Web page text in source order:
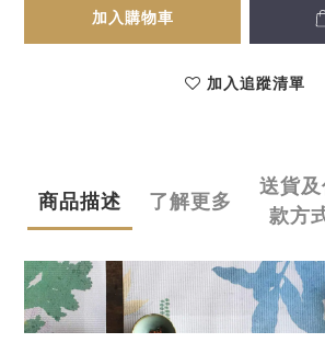
加入購物車
加入追蹤清單
商品描述 了解更多
送貨
款方